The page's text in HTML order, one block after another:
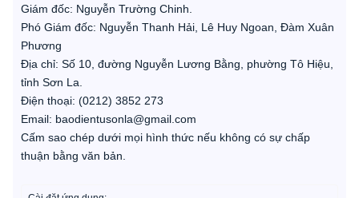
Giám đốc: Nguyễn Trường Chinh.
Phó Giám đốc: Nguyễn Thanh Hải, Lê Huy Ngoan, Đàm Xuân
Phương
Địa chỉ: Số 10, đường Nguyễn Lương Bằng, phường Tô Hiệu,
tỉnh Sơn La.
Điện thoại: (0212) 3852 273
Email: baodientusonla@gmail.com
Cấm sao chép dưới mọi hình thức nếu không có sự chấp
thuận bằng văn bản.